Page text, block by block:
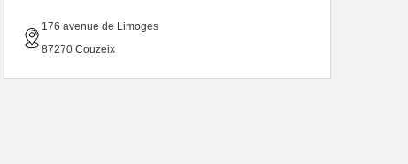
176 avenue de Limoges
87270 Couzeix